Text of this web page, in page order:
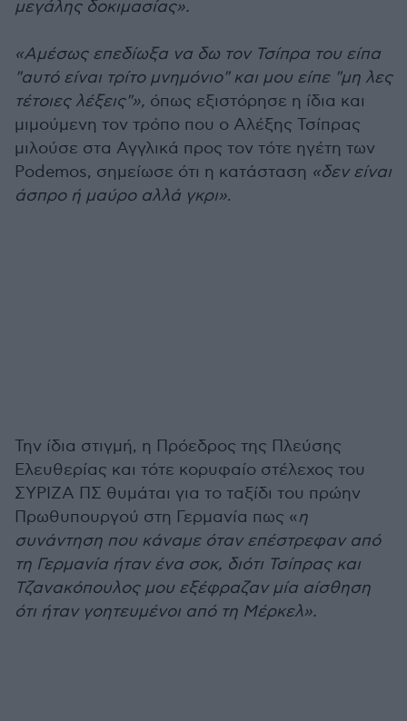
μεγάλης δοκιμασίας».
«Αμέσως επεδίωξα να δω τον Τσίπρα του είπα
"αυτό είναι τρίτο μνημόνιο" και μου είπε "μη λες
τέτοιες λέξεις"», όπως εξιστόρησε η ίδια και
μιμούμενη τον τρόπο που ο Αλέξης Τσίπρας
μιλούσε στα Αγγλικά προς τον τότε ηγέτη των
Podemos, σημείωσε ότι η κατάσταση «δεν είναι
άσπρο ή μαύρο αλλά γκρι».
Την ίδια στιγμή, η Πρόεδρος της Πλεύσης
Ελευθερίας και τότε κορυφαίο στέλεχος του
ΣΥΡΙΖΑ ΠΣ θυμάται για το ταξίδι του πρώην
Πρωθυπουργού στη Γερμανία πως «η
συνάντηση που κάναμε όταν επέστρεφαν από
τη Γερμανία ήταν ένα σοκ, διότι Τσίπρας και
Τζανακόπουλος μου εξέφραζαν μία αίσθηση
ότι ήταν γοητευμένοι από τη Μέρκελ».